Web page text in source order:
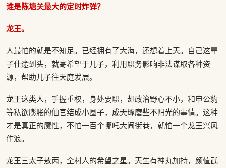
谁是陈塘关最大的定时炸弹？
龙王。
人最怕的就是不知足。已经拥有了大海，还想着上天。自己这辈
子仕途到头，就寄希望于儿子，利用职务影响非法谋取各种资
源，帮助儿子往天庭发展。
龙王这类人，手握重权，身处要职，却政治野心不小，和申公豹
等私欲膨胀的仙官结成小圈子，成天琢磨些不阳光的事情。这种
才是真正的魔性，不怕一百个哪吒大闹街巷，就怕一个龙王兴风
作浪。
龙王三太子敖丙，全村人的希望之星。天生有神丸加持，颜值武